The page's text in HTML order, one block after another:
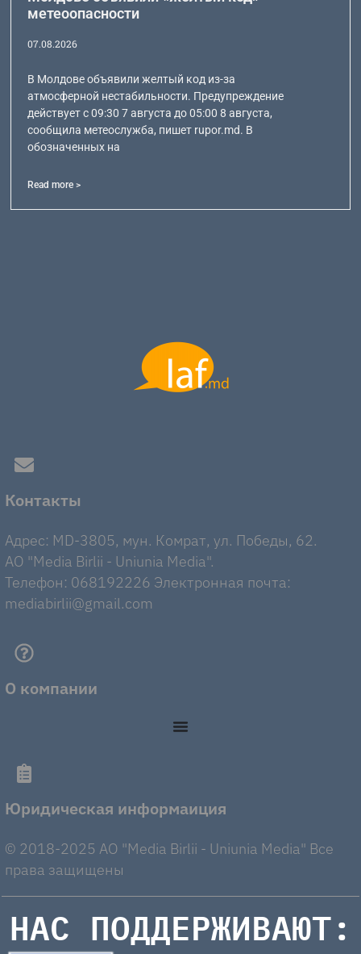
метеоопасности
07.08.2026
В Молдове объявили желтый код из-за
атмосферной нестабильности. Предупреждение
действует с 09:30 7 августа до 05:00 8 августа,
сообщила метеослужба, пишет rupor.md. В
обозначенных на
Read more >
Контакты
Адрес: MD-3805, мун. Комрат, ул. Победы, 62.
AO "Media Birlii - Uniunia Media".
Телефон: 068192226 Электронная почта:
mediabirlii@gmail.com
О компании
Юридическая информаиция
© 2018-2025 AO "Media Birlii - Uniunia Media" Все
права защищены
НАС ПОДДЕРЖИВАЮТ: